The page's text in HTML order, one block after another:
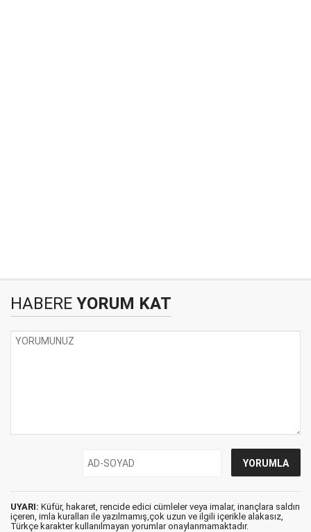
HABERE YORUM KAT
UYARI: Küfür, hakaret, rencide edici cümleler veya imalar, inançlara saldırı
içeren, imla kuralları ile yazılmamış,çok uzun ve ilgili içerikle alakasız,
Türkçe karakter kullanılmayan yorumlar onaylanmamaktadır.